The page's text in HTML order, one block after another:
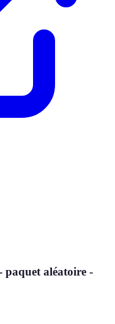
aléatoire -